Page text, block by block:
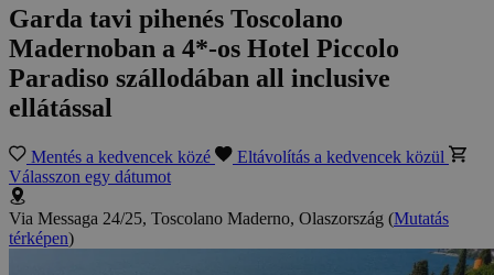
Garda tavi pihenés Toscolano
Madernoban a 4*-os Hotel Piccolo
Paradiso szállodában all inclusive
ellátással
Mentés a kedvencek közé
Eltávolítás a kedvencek közül
Válasszon egy dátumot
Via Messaga 24/25, Toscolano Maderno, Olaszország (Mutatás
térképen)